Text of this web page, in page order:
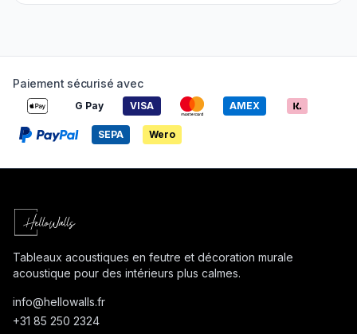
Paiement sécurisé avec
G Pay VISA AMEX
SEPA Wero
Tableaux acoustiques en feutre et décoration murale
acoustique pour des intérieurs plus calmes.
info@hellowalls.fr
+31 85 250 2324